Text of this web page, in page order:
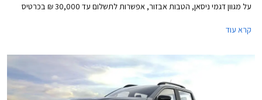
על מגוון דגמי ניסאן, הטבות אבזור, אפשרות לתשלום עד 30,000 ₪ בכרטיס
20% הנחה ברכישת אביזרים בהתקנה מקומית. המבצע יתקיים בכל מרכזיקרא עוד